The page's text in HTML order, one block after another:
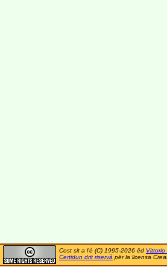
Cost sit a l'è (C) 1995-2026 ëd Vittorio
Certidun drit riservà për la licensa